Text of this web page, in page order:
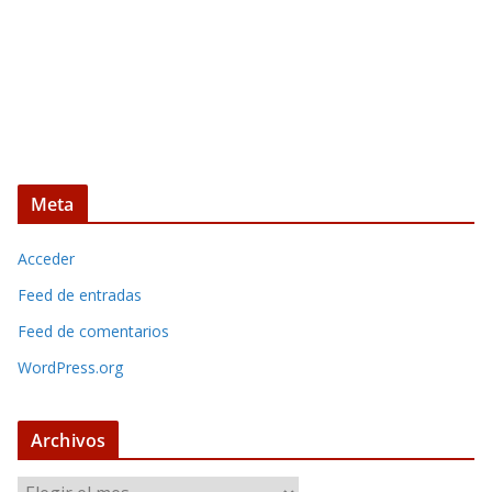
Meta
Acceder
Feed de entradas
Feed de comentarios
WordPress.org
Archivos